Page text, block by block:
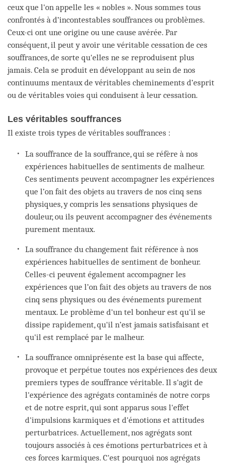
ceux que l'on appelle les « nobles ». Nous sommes tous
confrontés à d’incontestables souffrances ou problèmes.
Ceux-ci ont une origine ou une cause avérée. Par
conséquent, il peut y avoir une véritable cessation de ces
souffrances, de sorte qu'elles ne se reproduisent plus
jamais. Cela se produit en développant au sein de nos
continuums mentaux de véritables cheminements d’esprit
ou de véritables voies qui conduisent à leur cessation.
Les véritables souffrances
Il existe trois types de véritables souffrances :
La souffrance de la souffrance, qui se réfère à nos
expériences habituelles de sentiments de malheur.
Ces sentiments peuvent accompagner les expériences
que l’on fait des objets au travers de nos cinq sens
physiques, y compris les sensations physiques de
douleur, ou ils peuvent accompagner des événements
purement mentaux.
La souffrance du changement fait référence à nos
expériences habituelles de sentiment de bonheur.
Celles-ci peuvent également accompagner les
expériences que l’on fait des objets au travers de nos
cinq sens physiques ou des événements purement
mentaux. Le problème d'un tel bonheur est qu'il se
dissipe rapidement, qu'il n’est jamais satisfaisant et
qu'il est remplacé par le malheur.
La souffrance omniprésente est la base qui affecte,
provoque et perpétue toutes nos expériences des deux
premiers types de souffrance véritable. Il s'agit de
l'expérience des agrégats contaminés de notre corps
et de notre esprit, qui sont apparus sous l'effet
d'impulsions karmiques et d'émotions et attitudes
perturbatrices. Actuellement, nos agrégats sont
toujours associés à ces émotions perturbatrices et à
ces forces karmiques. C'est pourquoi nos agrégats